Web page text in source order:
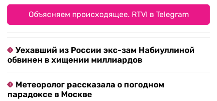
Объясняем происходящее. RTVI в Telegram
Уехавший из России экс-зам Набиуллиной
обвинен в хищении миллиардов
Метеоролог рассказала о погодном
парадоксе в Москве